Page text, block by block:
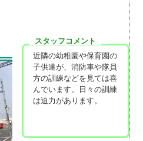
スタッフコメント
近隣の幼稚園や保育園の
子供達が、消防車や隊員
方の訓練などを見ては喜
んでいます。日々の訓練
は迫力があります。